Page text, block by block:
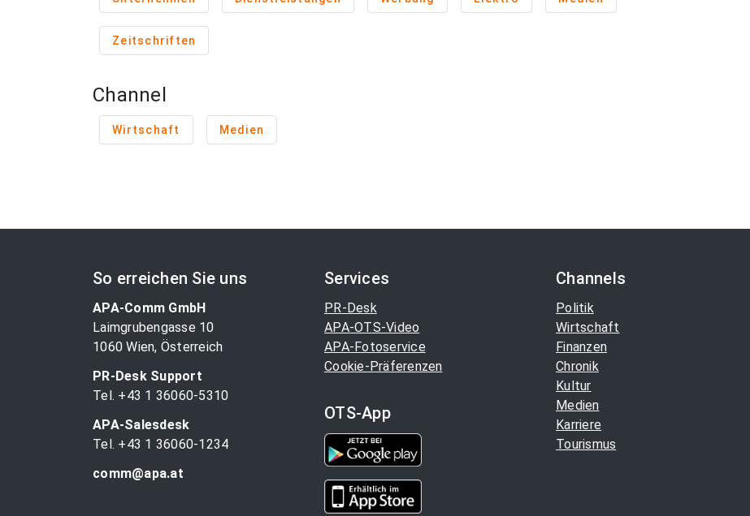
Zeitschriften
Channel
Wirtschaft Medien
So erreichen Sie uns
APA-Comm GmbH
Laimgrubengasse 10
1060 Wien, Österreich
PR-Desk Support
Tel. +43 1 36060-5310
APA-Salesdesk
Tel. +43 1 36060-1234
comm@apa.at
Services
PR-Desk
APA-OTS-Video
APA-Fotoservice
Cookie-Präferenzen
OTS-App
Channels
Politik
Wirtschaft
Finanzen
Chronik
Kultur
Medien
Karriere
Tourismus